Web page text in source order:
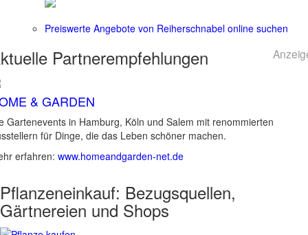
Preiswerte Angebote von Reiherschnabel online suchen
Partnerempfehlungen
& GARDEN
Gartenevents in Hamburg, Köln und Salem mit renommierten
für Dinge, die das Leben schöner machen.
erfahren: www.homeandgarden-net.de
Pflanzeneinkauf: Bezugsquellen,
Gärtnereien und Shops